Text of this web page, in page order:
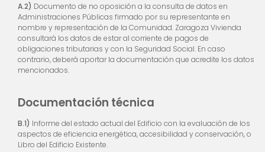
A.2) Documento de no oposición a la consulta de datos en
Administraciones Públicas firmado por su representante en
nombre y representación de la Comunidad. Zaragoza Vivienda
consultará los datos de estar al corriente de pagos de
obligaciones tributarias y con la Seguridad Social. En caso
contrario, deberá aportar la documentación que acredite los datos
mencionados.
Documentación técnica
B.1) Informe del estado actual del Edificio con la evaluación de los
aspectos de eficiencia energética, accesibilidad y conservación, o
Libro del Edificio Existente.